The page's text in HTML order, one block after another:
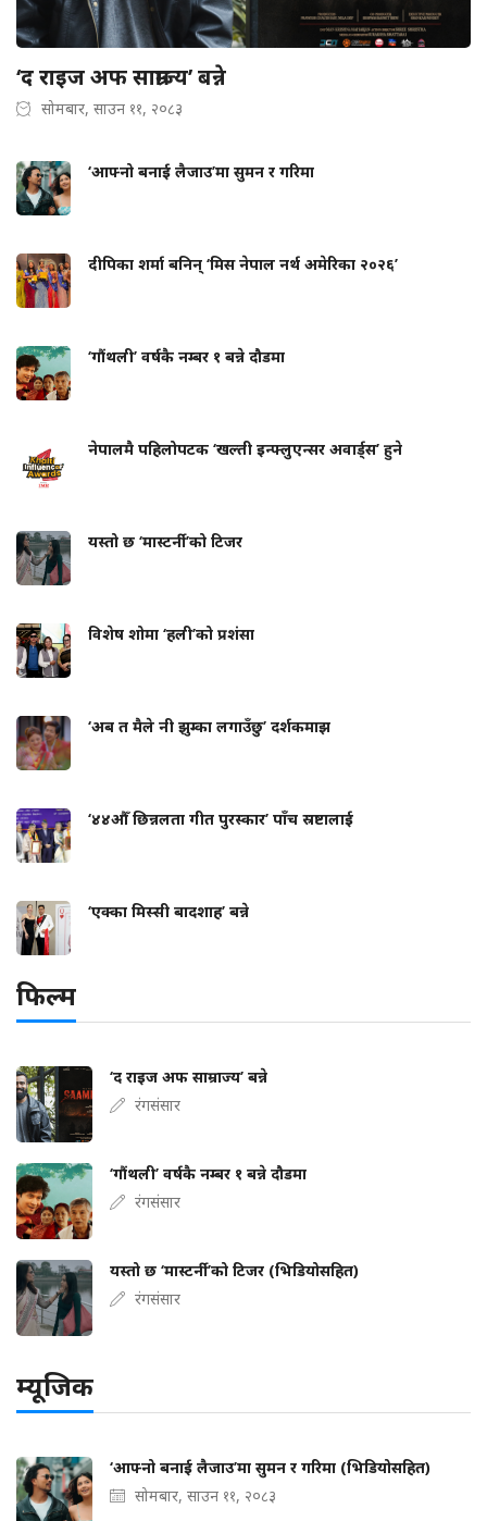
‘द राइज अफ साम्राज्य’ बन्ने
सोमबार, साउन ११, २०८३
‘आफ्नो बनाई लैजाउ’मा सुमन र गरिमा
दीपिका शर्मा बनिन् ‘मिस नेपाल नर्थ अमेरिका २०२६’
‘गौंथली’ वर्षकै नम्बर १ बन्ने दौडमा
नेपालमै पहिलोपटक ‘खल्ती इन्फ्लुएन्सर अवार्ड्स’ हुने
यस्तो छ ‘मास्टर्नी’को टिजर
विशेष शोमा ‘हली’को प्रशंसा
‘अब त मैले नी झुम्का लगाउँछु’ दर्शकमाझ
‘४४औँ छिन्नलता गीत पुरस्कार’ पाँच स्रष्टालाई
‘एक्का मिस्सी बादशाह’ बन्ने
फिल्म
‘द राइज अफ साम्राज्य’ बन्ने
रंगसंसार
‘गौंथली’ वर्षकै नम्बर १ बन्ने दौडमा
रंगसंसार
यस्तो छ ‘मास्टर्नी’को टिजर (भिडियोसहित)
रंगसंसार
म्यूजिक
‘आफ्नो बनाई लैजाउ’मा सुमन र गरिमा (भिडियोसहित)
सोमबार, साउन ११, २०८३